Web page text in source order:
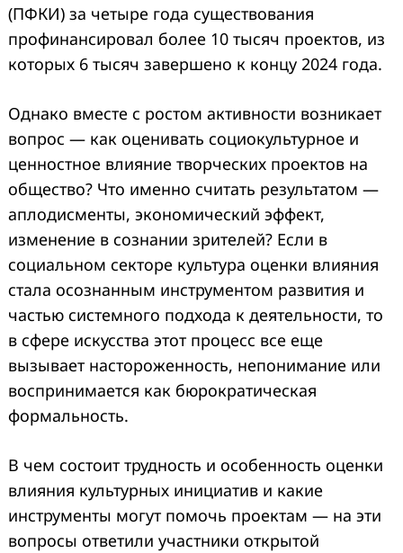
(ПФКИ) за четыре года существования
профинансировал более 10 тысяч проектов, из
которых 6 тысяч завершено к концу 2024 года.
Однако вместе с ростом активности возникает
вопрос — как оценивать социокультурное и
ценностное влияние творческих проектов на
общество? Что именно считать результатом —
аплодисменты, экономический эффект,
изменение в сознании зрителей? Если в
социальном секторе культура оценки влияния
стала осознанным инструментом развития и
частью системного подхода к деятельности, то
в сфере искусства этот процесс все еще
вызывает настороженность, непонимание или
воспринимается как бюрократическая
формальность.
В чем состоит трудность и особенность оценки
влияния культурных инициатив и какие
инструменты могут помочь проектам — на эти
вопросы ответили участники открытой